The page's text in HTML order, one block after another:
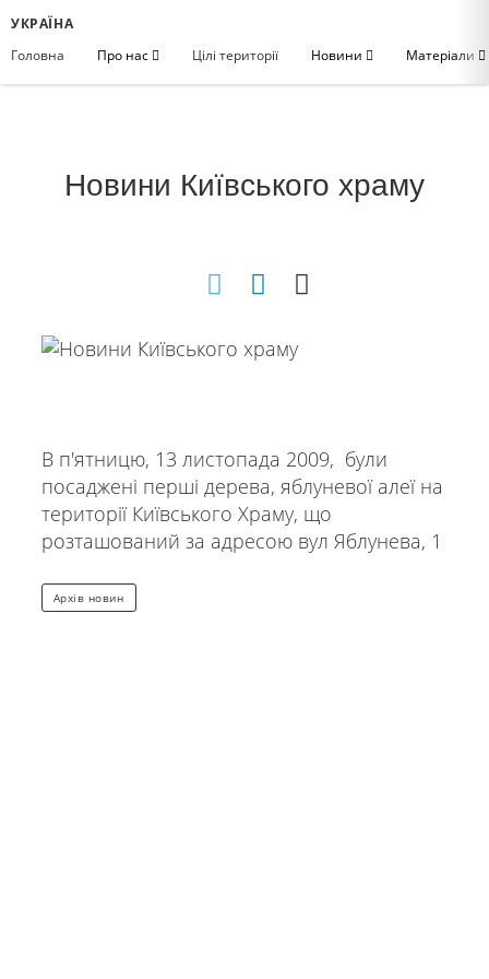
УКРАЇНА
Головна
Про нас Цілі території Новини Матеріали
Новини Київського храмy
В п'ятницю, 13 листопада 2009, були
посаджені перші дерева, яблуневої алеї на
території Київського Храму, що
розташований за адресою вул Яблунева, 1
Архів новин